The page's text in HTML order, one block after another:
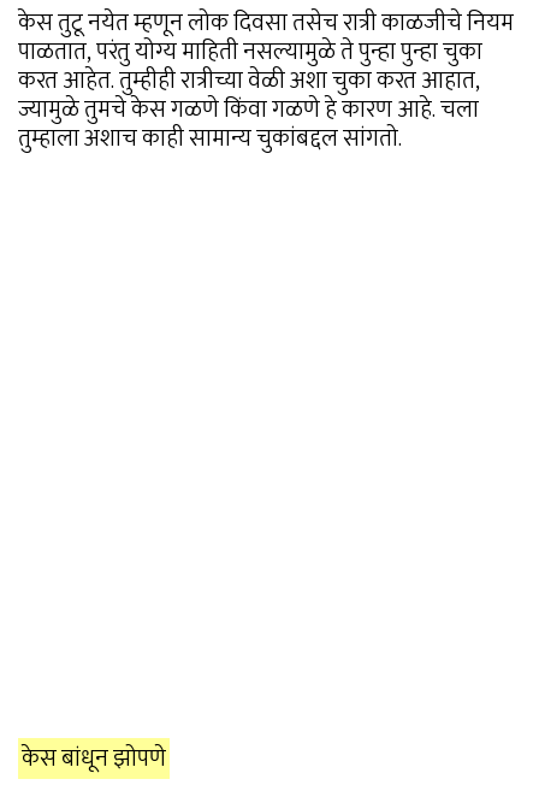
केस तुटू नयेत म्हणून लोक दिवसा तसेच रात्री काळजीचे नियम
पाळतात, परंतु योग्य माहिती नसल्यामुळे ते पुन्हा पुन्हा चुका
करत आहेत. तुम्हीही रात्रीच्या वेळी अशा चुका करत आहात,
ज्यामुळे तुमचे केस गळणे किंवा गळणे हे कारण आहे. चला
तुम्हाला अशाच काही सामान्य चुकांबद्दल सांगतो.
केस बांधून झोपणे